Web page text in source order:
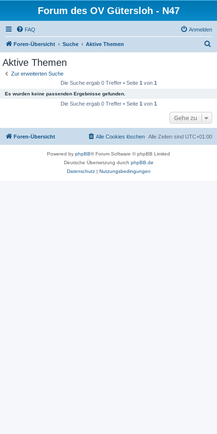
Forum des OV Gütersloh - N47
FAQ Anmelden
Foren-Übersicht Suche Aktive Themen
Aktive Themen
Zur erweiterten Suche
Die Suche ergab 0 Treffer • Seite 1 von 1
Es wurden keine passenden Ergebnisse gefunden.
Die Suche ergab 0 Treffer • Seite 1 von 1
Gehe zu
Foren-Übersicht Alle Zeiten sind UTC+01:00
Alle Cookies löschen
Powered by phpBB® Forum Software © phpBB Limited
Deutsche Übersetzung durch phpBB.de
Datenschutz| Nutzungsbedingungen